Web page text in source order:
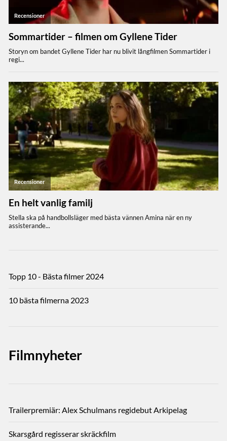
Topp 10 - Bästa filmer 2024
10 bästa filmerna 2023
Filmnyheter
Trailerpremiär: Alex Schulmans regidebut Arkipelag
Skarsgård regisserar skräckfilm